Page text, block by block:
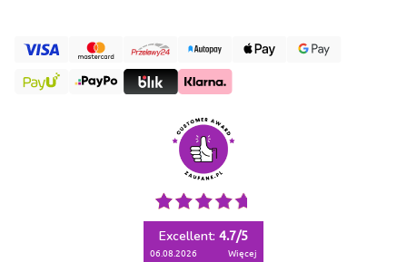
Excellent: 4.7/5
06.08.2026 więcej